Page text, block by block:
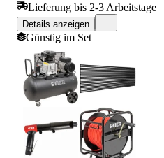
Lieferung bis 2-3 Arbeitstage
Details anzeigen
Günstig im Set